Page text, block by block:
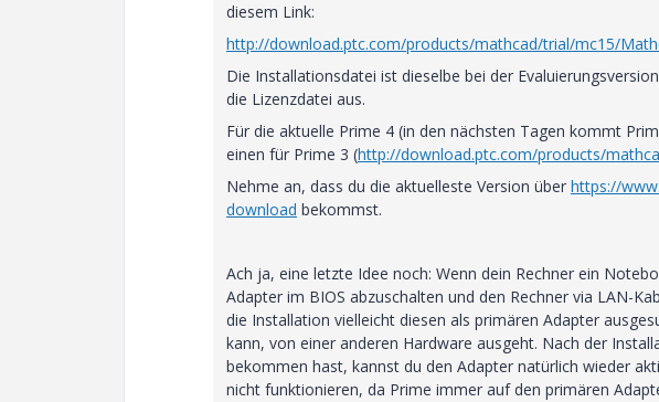
diesem Link:
http://download.ptc.com/products/mathcad/trial/mc15/
Die Installationsdatei ist dieselbe bei der
die Lizenzdatei aus.
Für die aktuelle Prime 4 (in den nächsten Tagen kommt
einen für Prime 3 (http://download.ptc.com/products/
Nehme an, dass du die aktuelleste Version über https://
download bekommst.
Ach ja, eine letzte Idee noch: Wenn dein Rechner ein
Adapter im BIOS abzuschalten und den Rechner via LAN-
die Installation vielleicht diesen als primären Adapter
kann, von einer anderen Hardware ausgeht. Nach der
bekommen hast, kannst du den Adapter natürlich wieder
nicht funktionieren, da Prime immer auf den primären